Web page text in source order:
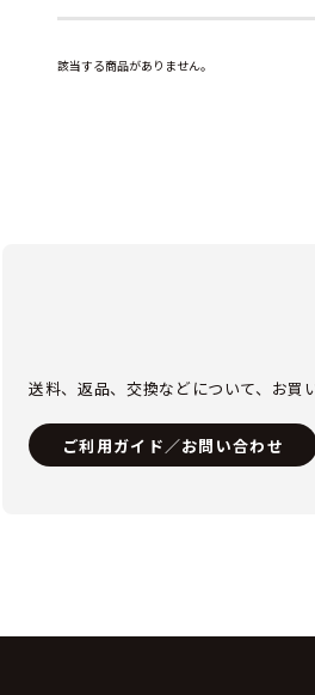
該当する商品がありません。
送料、返品、交換などについて、お買
ご利用ガイド／お問い合わせ